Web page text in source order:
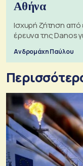
Αθήνα
Ισχυρή ζήτηση από
έρευνα της Danos
Ανδρομάχη Παύλου